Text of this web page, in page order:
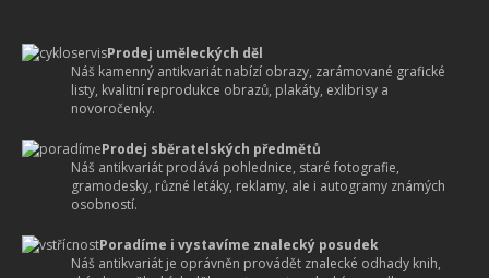
Prodej uměleckých děl
Náš kamenný antikvariát nabízí obrazy, zarámované grafické
listy, kvalitní reprodukce obrazů, plakáty, exlibrisy a
novoročenky.
Prodej sběratelských předmětů
Náš antikvariát prodává pohlednice, staré fotografie,
gramodesky, různé letáky, reklamy, ale i autogramy známých
osobností.
Poradíme i vystavíme znalecký posudek
Náš antikvariát je oprávněn provádět znalecké odhady knih,